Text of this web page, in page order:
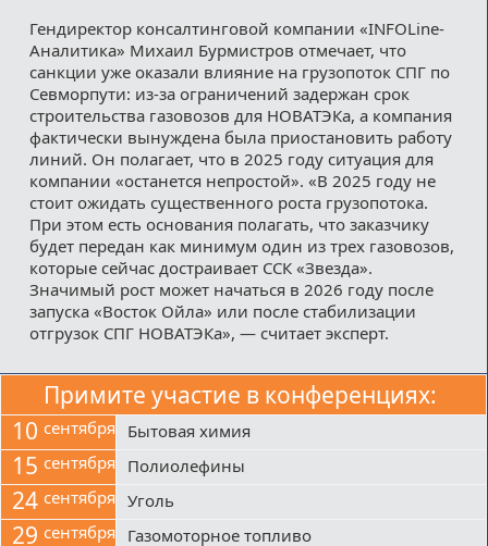
Гендиректор консалтинговой компании «INFOLine-
Аналитика» Михаил Бурмистров отмечает, что
санкции уже оказали влияние на грузопоток СПГ по
Севморпути: из-за ограничений задержан срок
строительства газовозов для НОВАТЭКа, а компания
фактически вынуждена была приостановить работу
линий. Он полагает, что в 2025 году ситуация для
компании «останется непростой». «В 2025 году не
стоит ожидать существенного роста грузопотока.
При этом есть основания полагать, что заказчику
будет передан как минимум один из трех газовозов,
которые сейчас достраивает ССК «Звезда».
Значимый рост может начаться в 2026 году после
запуска «Восток Ойла» или после стабилизации
отгрузок СПГ НОВАТЭКа», — считает эксперт.
Примите участие в конференциях:
10 сентября Бытовая химия
15 сентября Полиолефины
24 сентября Уголь
29 сентября Газомоторное топливо